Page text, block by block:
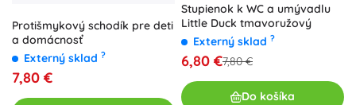
Protišmykový schodík pre deti
a domácnosť
Externý sklad ?
7,80 €
Stupienok k WC a umývadlu
Little Duck tmavoružový
Externý sklad ?
6,80 €7,80 €
Do košíka